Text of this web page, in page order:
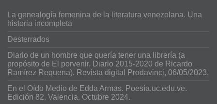
La genealogía femenina de la literatura venezolana. Una
historia incompleta
Desterrados
Diario de un hombre que quería tener una librería (a
propósito de El porvenir. Diario 2015-2020 de Ricardo
Ramírez Requena). Revista digital Prodavinci, 06/05/2023.
En el Oído Medio de Edda Armas. Poesía.uc.edu.ve.
Edición 82. Valencia. Octubre 2024.